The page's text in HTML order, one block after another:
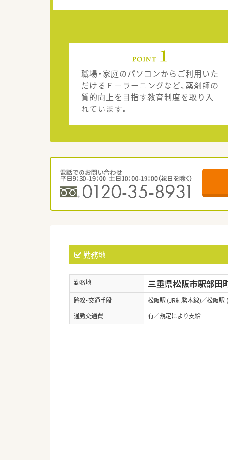
職場・家庭のパソコンからご利用いた
だけるＥ－ラーニングなど、薬剤師の
質的向上を目指す教育制度を取り入
れています。
勤務地
勤務地 三重県松阪市駅部田
路線・交通手段
松阪駅 (JR紀勢本線)／松阪駅
通勤交通費
有／規定により支給